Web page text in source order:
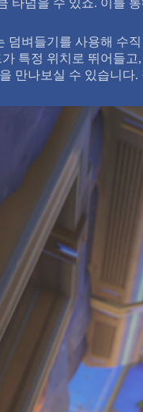
덤벼들기를 사용해 수
특정 위치로 뛰어들
만나보실 수 있습니